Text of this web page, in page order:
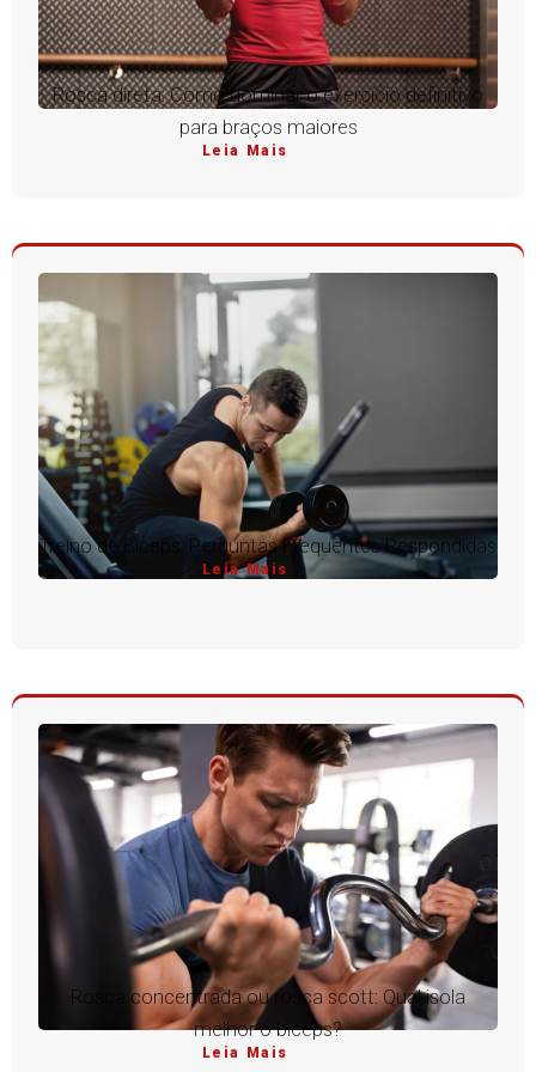
Rosca direta: Como dominar o exercício definitivo
para braços maiores
Leia Mais
Treino de Bíceps: Perguntas Frequentes Respondidas
Leia Mais
Rosca concentrada ou rosca scott: Qual isola
melhor o bíceps?
Leia Mais